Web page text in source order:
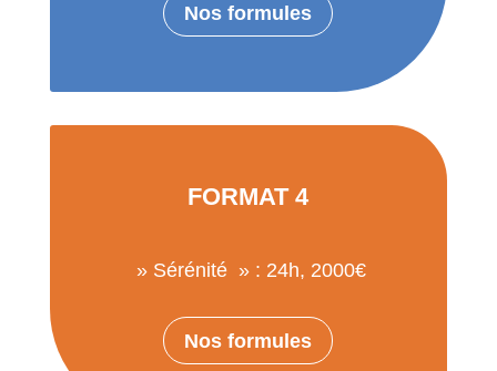
Nos formules
FORMAT 4
» Sérénité » : 24h, 2000€
Nos formules